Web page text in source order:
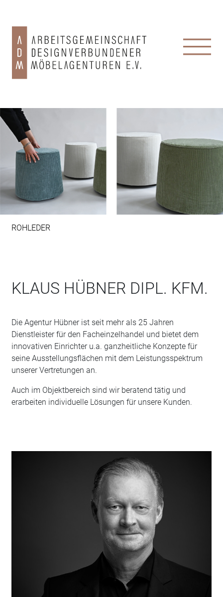
ROHLEDER
KLAUS HÜBNER DIPL. KFM.
Die Agentur Hübner ist seit mehr als 25 Jahren
Dienstleister für den Facheinzelhandel und bietet dem
innovativen Einrichter u.a. ganzheitliche Konzepte für
seine Ausstellungsflächen mit dem Leistungsspektrum
unserer Vertretungen an.
Auch im Objektbereich sind wir beratend tätig und
erarbeiten individuelle Lösungen für unsere Kunden.